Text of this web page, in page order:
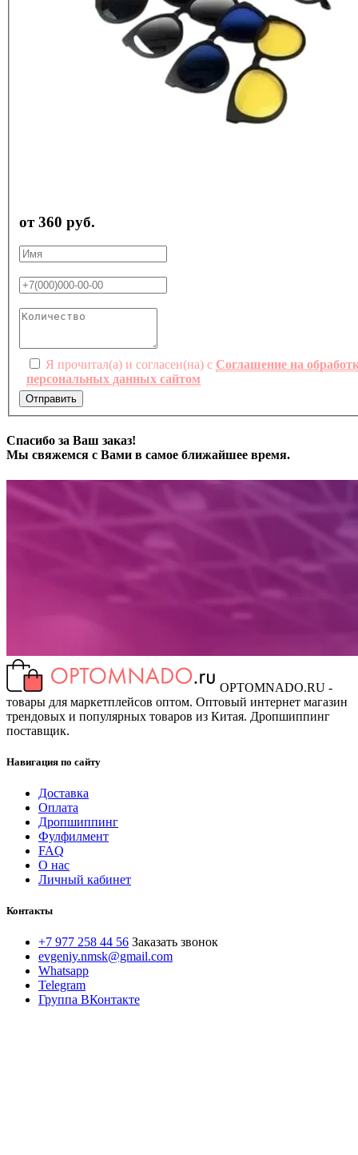
от 360 руб.
Я прочитал(а) и согласен(на) с Соглашение на
персональных данных сайтом
Отправить
Спасибо за Ваш заказ!
Мы свяжемся с Вами в самое ближайшее время.
OPTOMNADO.RU -
товары для маркетплейсов оптом. Оптовый интернет магазин
трендовых и популярных товаров из Китая. Дропшиппинг
поставщик.
Навигация по сайту
Доставка
Оплата
Дропшиппинг
Фулфилмент
FAQ
О нас
Личный кабинет
Контакты
+7 977 258 44 56 Заказать звонок
evgeniy.nmsk@gmail.com
Whatsapp
Telegram
Группа ВКонтакте